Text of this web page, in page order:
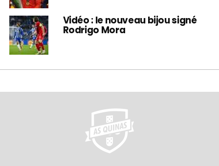
Vidéo : le nouveau bijou signé
Rodrigo Mora